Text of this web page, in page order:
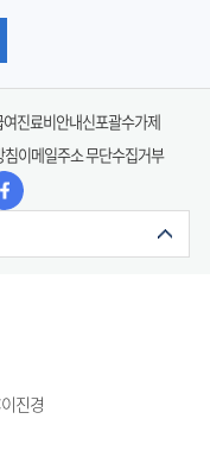
진료비안내신포괄수가제
침이메일주소 무단수집거부
진경